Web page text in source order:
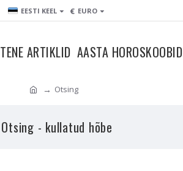
EESTI KEEL € EURO
TENE ARTIKLID AASTA HOROSKOOBID
Otsing
Otsing - kullatud hõbe